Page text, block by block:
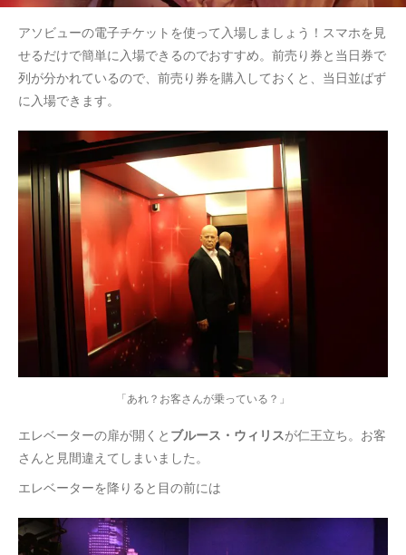
アソビューの電子チケットを使って入場しましょう！スマホを見
せるだけで簡単に入場できるのでおすすめ。前売り券と当日券で
列が分かれているので、前売り券を購入しておくと、当日並ばず
に入場できます。
「あれ？お客さんが乗っている？」
エレベーターの扉が開くと ブルース・ウィリスが仁王立ち。お客
さんと見間違えてしまいました。
エレベーターを降りると目の前には